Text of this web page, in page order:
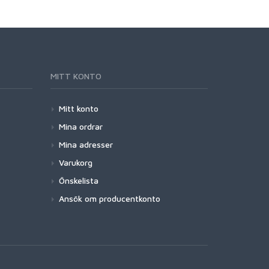
MITT KONTO
Mitt konto
Mina ordrar
Mina adresser
Varukorg
Önskelista
Ansök om producentkonto